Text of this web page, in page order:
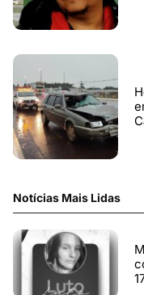
Notícias Mais Lidas